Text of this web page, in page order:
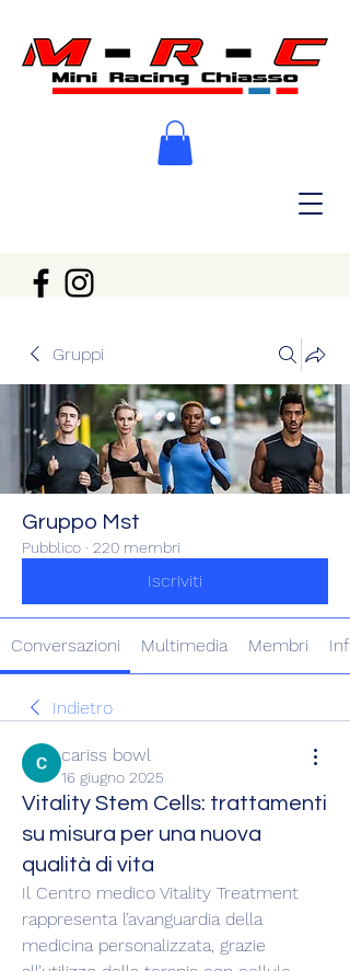
Gruppi
Gruppo Mst
Pubblico · 220 membri
Iscriviti
Conversazioni Multimedia Membri Info
Indietro
cariss bowl
16 giugno 2025
Vitality Stem Cells: trattamenti
su misura per una nuova
qualità di vita
Il Centro medico Vitality Treatment
rappresenta l’avanguardia della
medicina personalizzata, grazie